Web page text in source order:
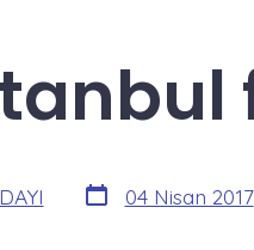
Yazı
tarihi
04 Nisan 2017